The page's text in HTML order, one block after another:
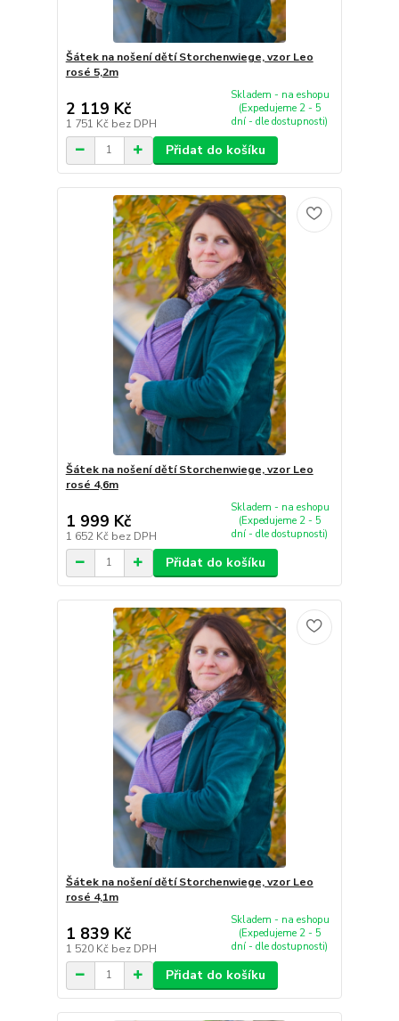
Šátek na nošení dětí Storchenwiege, vzor Leo
rosé 5,2m
2 119 Kč
1 751 Kč bez DPH
Skladem - na eshopu
(Expedujeme 2 - 5
dní - dle dostupnosti)
Přidat do košíku
Šátek na nošení dětí Storchenwiege, vzor Leo
rosé 4,6m
1 999 Kč
1 652 Kč bez DPH
Skladem - na eshopu
(Expedujeme 2 - 5
dní - dle dostupnosti)
Přidat do košíku
Šátek na nošení dětí Storchenwiege, vzor Leo
rosé 4,1m
1 839 Kč
1 520 Kč bez DPH
Skladem - na eshopu
(Expedujeme 2 - 5
dní - dle dostupnosti)
Přidat do košíku